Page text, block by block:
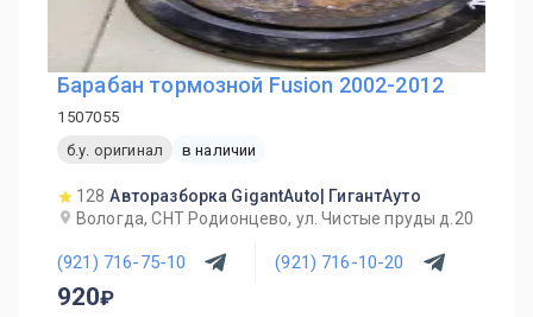
Барабан тормозной Fusion 2002-2012
1507055
б.у. оригинал
в наличии
128 Авторазборка GigantAuto| ГигантАуто
Вологда, СНТ Родионцево, ул. Чистые пруды д.20
(921) 716-75-10 (921) 716-10-20
920